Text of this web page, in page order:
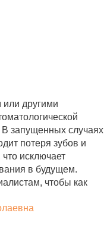
или другими
запущенных случаях
потеря зубов и
исключает
в будущем.
чтобы как